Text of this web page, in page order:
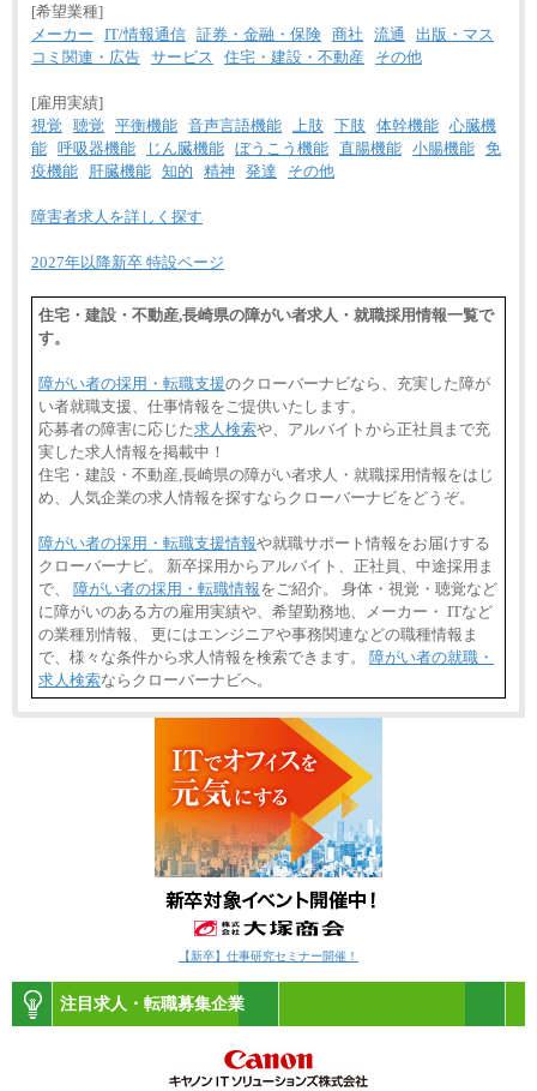
[希望業種]
メーカー
IT/情報通信 証券・金融・保険 商社 流通
出版・マス
コミ関連・広告 サービス 住宅・建設・不動産 その他
[雇用実績]
視覚
聴覚 平衡機能 音声言語機能 上肢 下肢 体幹機能 心臓機
能 呼吸器機能 じん臓機能 ぼうこう機能 直腸機能 小腸機能 免
疫機能
肝臓機能 知的 精神 発達 その他
障害者求人を詳しく探す
2027年以降新卒 特設ページ
住宅・建設・不動産,長崎県の障がい者求人・就職採用情報一覧で
す。
障がい者の採用・転職支援のクローバーナビなら、充実した障が
い者就職支援、仕事情報をご提供いたします。
応募者の障害に応じた求人検索や、アルバイトから正社員まで充
実した求人情報を掲載中！
住宅・建設・不動産,長崎県の障がい者求人・就職採用情報をはじ
め、人気企業の求人情報を探すならクローバーナビをどうぞ。
障がい者の採用・転職支援情報や就職サポート情報をお届けする
クローバーナビ。 新卒採用からアルバイト、正社員、中途採用ま
で、 障がい者の採用・転職情報をご紹介。 身体・視覚・聴覚など
に障がいのある方の雇用実績や、希望勤務地、メーカー・ ITなど
の業種別情報、 更にはエンジニアや事務関連などの職種情報ま
で、様々な条件から求人情報を検索できます。 障がい者の就職・
求人検索ならクローバーナビへ。
【新卒】仕事研究セミナー開催！
注目求人・転職募集企業